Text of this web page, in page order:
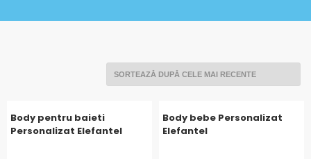
Body pentru baieti
Personalizat Elefantel
Body bebe Personalizat
Elefantel